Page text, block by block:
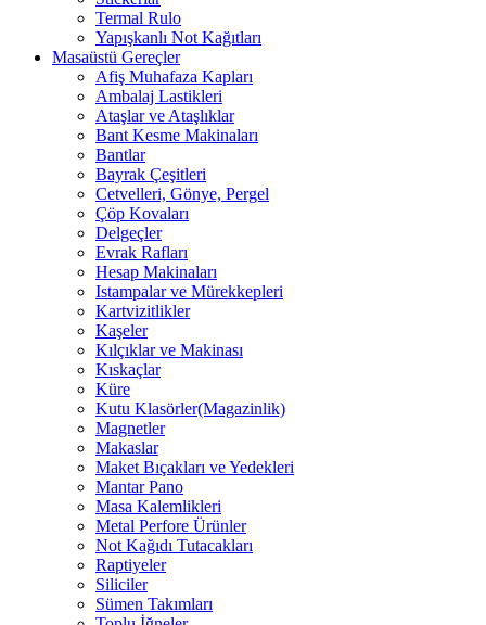
Termal Rulo
Yapışkanlı Not Kağıtları
Masaüstü Gereçler
Afiş Muhafaza Kapları
Ambalaj Lastikleri
Ataşlar ve Ataşlıklar
Bant Kesme Makinaları
Bantlar
Bayrak Çeşitleri
Cetvelleri, Gönye, Pergel
Çöp Kovaları
Delgeçler
Evrak Rafları
Hesap Makinaları
Istampalar ve Mürekkepleri
Kartvizitlikler
Kaşeler
Kılçıklar ve Makinası
Kıskaçlar
Küre
Kutu Klasörler(Magazinlik)
Magnetler
Makaslar
Maket Bıçakları ve Yedekleri
Mantar Pano
Masa Kalemlikleri
Metal Perfore Ürünler
Not Kağıdı Tutacakları
Raptiyeler
Siliciler
Sümen Takımları